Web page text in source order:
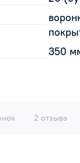
350
2 отзыва